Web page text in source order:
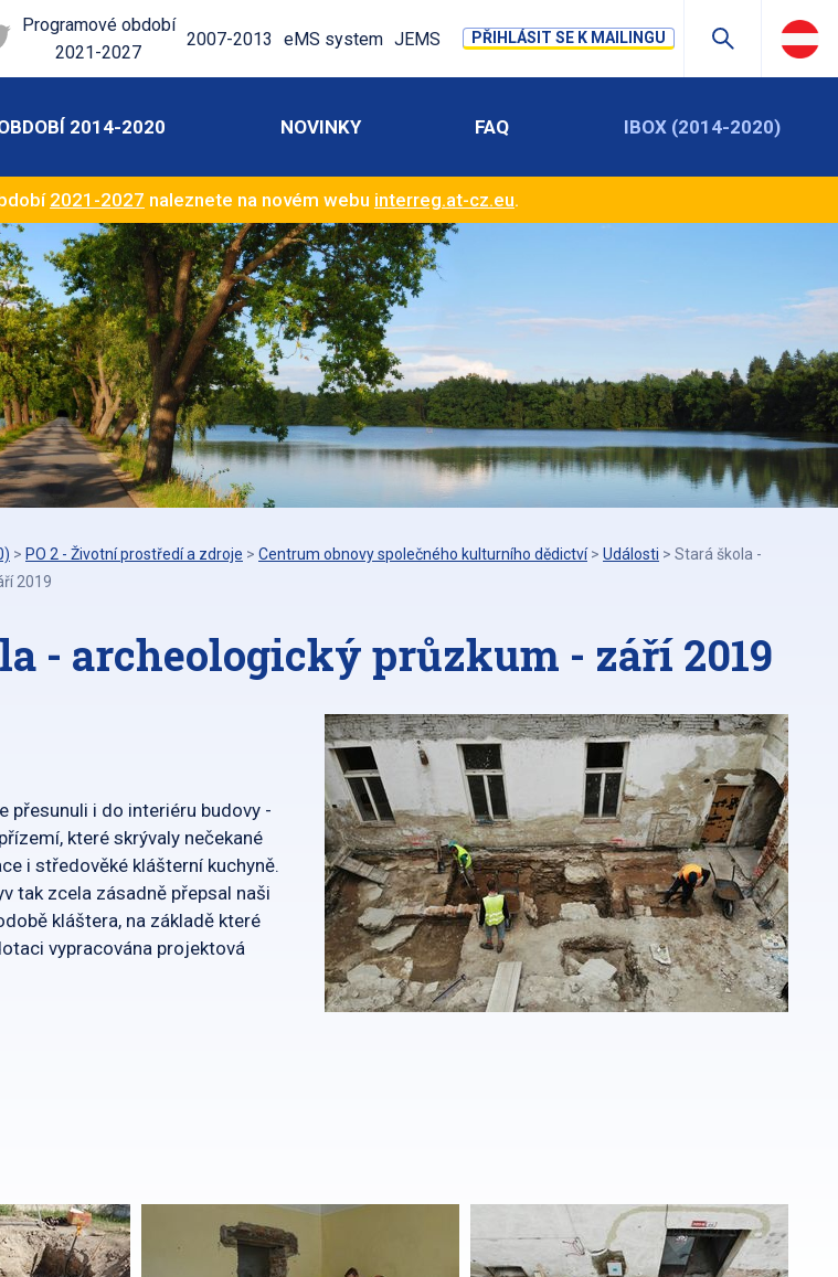
Programové období
2021-2027
2007-2013 eMS system JEMS PŘIHLÁSIT SE K MAILINGU
2014-2020 NOVINKY FAQ IBOX (2014-2020)
2021-2027 naleznete na novém webu interreg.at-cz.eu.
> PO 2 - Životní prostředí a zdroje > Centrum obnovy společného kulturního dědictví > Události > Stará škola -
2019
- archeologický průzkum - září 2019
přesunuli i do interiéru budovy -
které skrývaly nečekané
i středověké klášterní kuchyně.
tak zcela zásadně přepsal naši
kláštera, na základě které
vypracována projektová